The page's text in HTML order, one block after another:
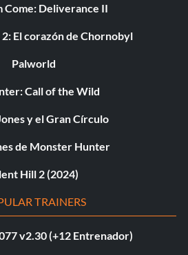
Come: Deliverance II
2: El corazón de Chornobyl
Palworld
Call of the Wild
y el Gran Círculo
de Monster Hunter
Hill 2 (2024)
TRAINERS
v2.30 (+12 Entrenador)